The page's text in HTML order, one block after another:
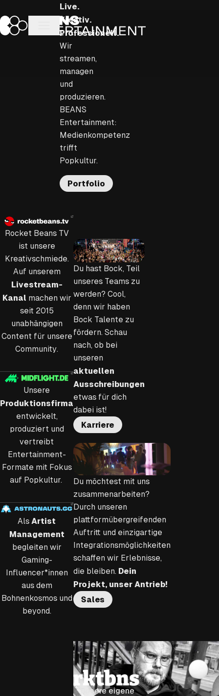
Inhalt
springen
BEANS Entertainment
Live.
Kreativ.
Professionell.
Wir
streamen,
managen
und
produzieren.
BEANS
Entertainment:
Medienkompetenz
trifft
Popkultur.
Portfolio
Unsere
Produktionsfirma
entwickelt,
produziert und
vertreibt
Entertainment-
Formate mit Fokus
auf Popkultur.
Rocket Beans TV
ist unsere
Kreativschmiede.
Auf unserem
Livestream-
Kanal machen wir
seit 2015
unabhängigen
Content für unsere
Community.
Als Artist
Management
begleiten wir
Gaming-
Influencer*innen
aus dem
Bohnenkosmos und
beyond.
Du hast Bock, Teil
unseres Teams zu
werden? Cool,
denn wir haben
Bock Talente zu
fördern. Schau
nach, ob bei
unseren
aktuellen
Ausschreibungen
etwas für dich
dabei ist!
Karriere
Du möchtest mit uns
zusammenarbeiten?
Durch unseren
plattformübergreifenden
Auftritt und einzigartige
Integrationsmöglichkeiten
schaffen wir Erlebnisse,
die bleiben. Dein
Projekt, unser Antrieb!
Sales
Unsere eigene